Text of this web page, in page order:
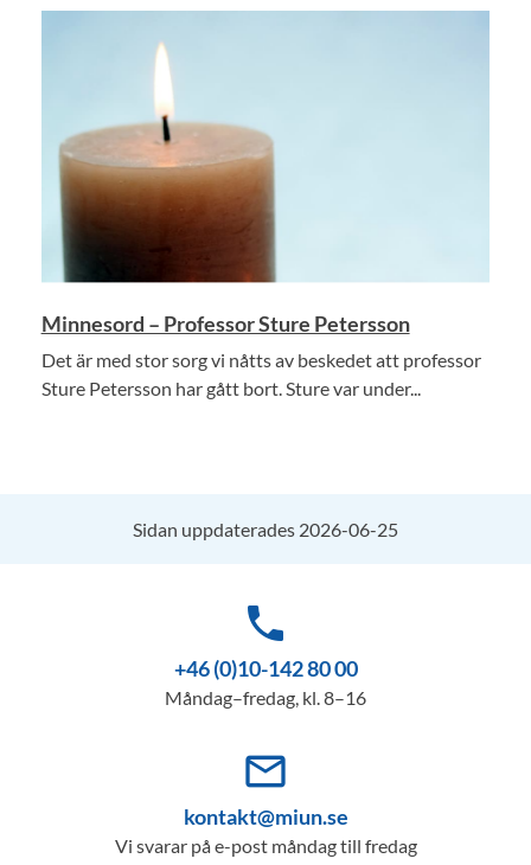
Minnesord – Professor Sture Petersson
Det är med stor sorg vi nåtts av beskedet att professor
Sture Petersson har gått bort. Sture var under...
Sidan uppdaterades 2026-06-25
phone
+46 (0)10-142 80 00
Måndag–fredag, kl. 8–16
mail_outline
kontakt@miun.se
Vi svarar på e-post måndag till fredag